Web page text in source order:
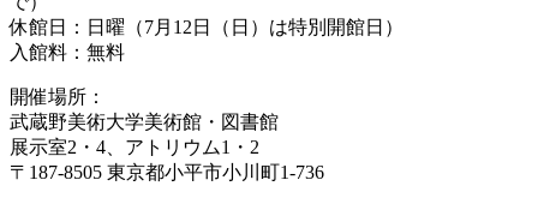
休館日：日曜（7月12日（日）は特別開館日）
入館料：無料
開催場所：
武蔵野美術大学美術館・図書館
展示室2・4、アトリウム1・2
〒187-8505 東京都小平市小川町1-736